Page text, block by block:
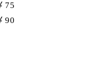
75
90